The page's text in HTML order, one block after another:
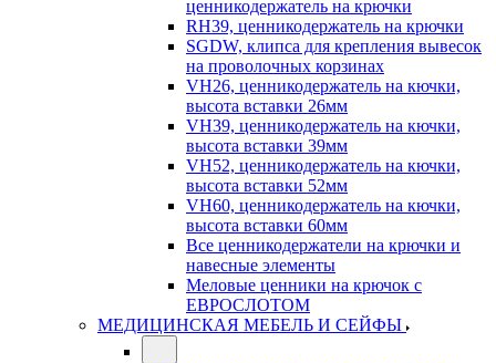
ценникодержатель на крючки
RH39, ценникодержатель на крючки
SGDW, клипса для крепления вывесок
на проволочных корзинах
VH26, ценникодержатель на кючки,
высота вставки 26мм
VH39, ценникодержатель на кючки,
высота вставки 39мм
VH52, ценникодержатель на кючки,
высота вставки 52мм
VH60, ценникодержатель на кючки,
высота вставки 60мм
Все ценникодержатели на крючки и
навесные элементы
Меловые ценники на крючок с
ЕВРОСЛОТОМ
МЕДИЦИНСКАЯ МЕБЕЛЬ И СЕЙФЫ